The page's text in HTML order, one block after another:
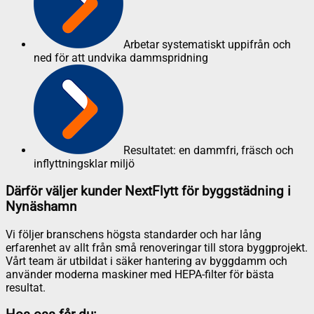
Arbetar systematiskt uppifrån och
ned för att undvika dammspridning
Resultatet: en dammfri, fräsch och
inflyttningsklar miljö
Därför väljer kunder NextFlytt för byggstädning i
Nynäshamn
Vi följer branschens högsta standarder och har lång
erfarenhet av allt från små renoveringar till stora byggprojekt.
Vårt team är utbildat i säker hantering av byggdamm och
använder moderna maskiner med HEPA-filter för bästa
resultat.